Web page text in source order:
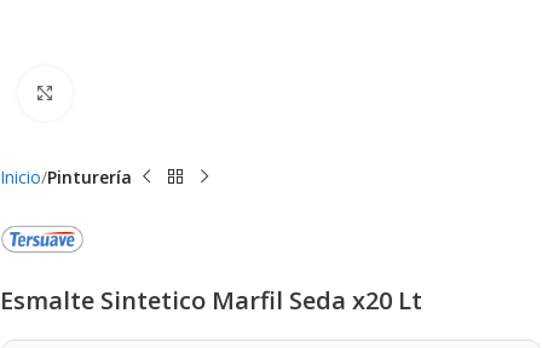
Inicio Pinturería
Esmalte Sintetico Marfil Seda x20 Lt